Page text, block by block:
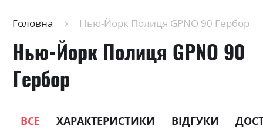
Головна Нью-Йорк Полиця GPNO 90 Гербор
Нью-Йорк Полиця GPNO 90
Гербор
ВСЕ ХАРАКТЕРИСТИКИ ВІДГУКИ